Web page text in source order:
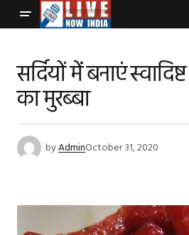
सर्दियों में बनाएं
का मुरब्बा
byAdminOctober 31, 2020